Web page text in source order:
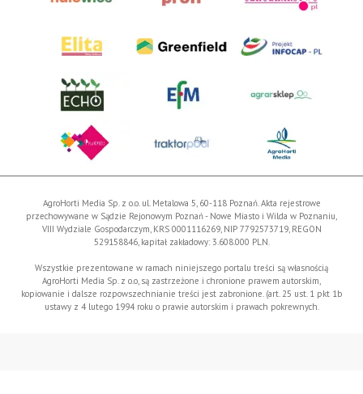
AgroHorti Media Sp. z o.o. ul. Metalowa 5, 60-118 Poznań. Akta rejestrowe
przechowywane w Sądzie Rejonowym Poznań - Nowe Miasto i Wilda w Poznaniu,
VIII Wydziale Gospodarczym, KRS 0001116269, NIP 7792573719, REGON
529158846, kapitał zakładowy: 3.608.000 PLN.
Wszystkie prezentowane w ramach niniejszego portalu treści są własnością
AgroHorti Media Sp. z o.o, są zastrzeżone i chronione prawem autorskim,
kopiowanie i dalsze rozpowszechnianie treści jest zabronione. (art. 25 ust. 1 pkt 1b
ustawy z 4 lutego 1994 roku o prawie autorskim i prawach pokrewnych.